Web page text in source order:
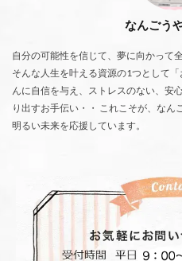
なんごう
自分の可能性を信じて、夢に向かって
そんな人生を叶える資源の1つとして
んに自信を与え、ストレスのない、安
り出すお手伝い・・ これこそが、な
明るい未来を応援しています。